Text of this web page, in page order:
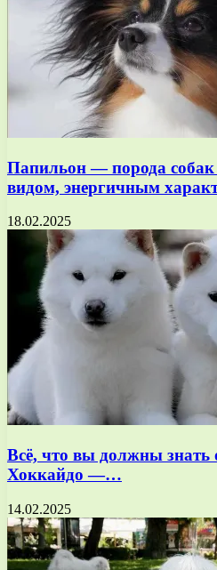
Папильон — порода
видом, энергичным
18.02.2025
Всё, что вы должны знать
Хоккайдо —…
14.02.2025